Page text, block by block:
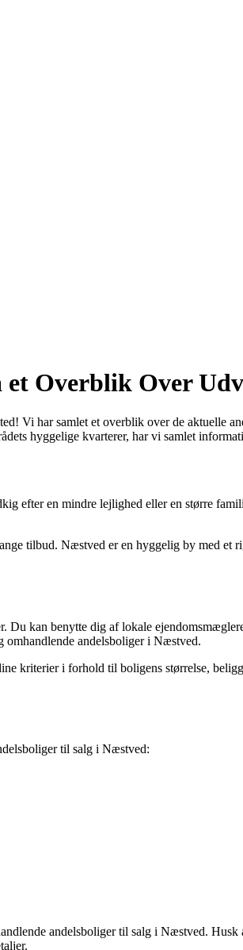
Overblik Over
Vi har samlet et overblik over de aktuelle
hyggelige kvarterer, har vi samlet
efter en mindre lejlighed eller en større
tilbud. Næstved er en hyggelig by med
kan benytte dig af lokale
omhandlende andelsboliger i Næstved.
kriterier i forhold til boligens størrelse,
til salg i Næstved:
andelsboliger til salg i Næstved.